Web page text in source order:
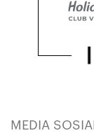
MEDIA